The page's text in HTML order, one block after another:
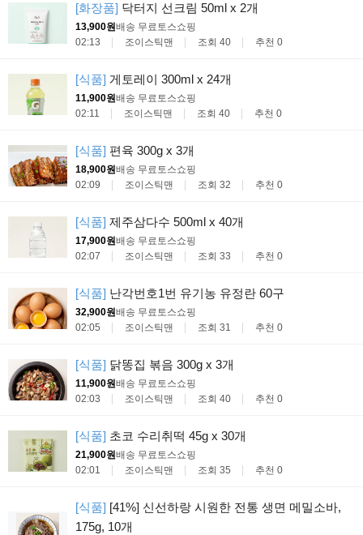
[화장품] 닥터지 선크림 50ml x 2개
13,900원배송 무료토스쇼핑
02:13
조이스틱맨 조회 40 추천 0
[식품] 게토레이 300ml x 24개
11,900원배송 무료토스쇼핑
02:11
조이스틱맨 조회 40 추천 0
[식품] 편육 300g x 3개
18,900원배송 무료토스쇼핑
02:09
조이스틱맨 조회 32 추천 0
[식품] 제주삼다수 500ml x 40개
17,900원배송 무료토스쇼핑
02:07
조이스틱맨 조회 33 추천 0
[식품] 난각번호1번 유기농 유정란 60구
32,900원배송 무료토스쇼핑
02:05
조이스틱맨 조회 31 추천 0
[식품] 닭똥집 볶음 300g x 3개
11,900원배송 무료토스쇼핑
02:03
조이스틱맨 조회 40 추천 0
[식품] 초코 수리취떡 45g x 30개
21,900원배송 무료토스쇼핑
02:01
조이스틱맨 조회 35 추천 0
[식품] [41%] 신선하랑 시원한 전통 생면 메밀소바,
175g, 10개